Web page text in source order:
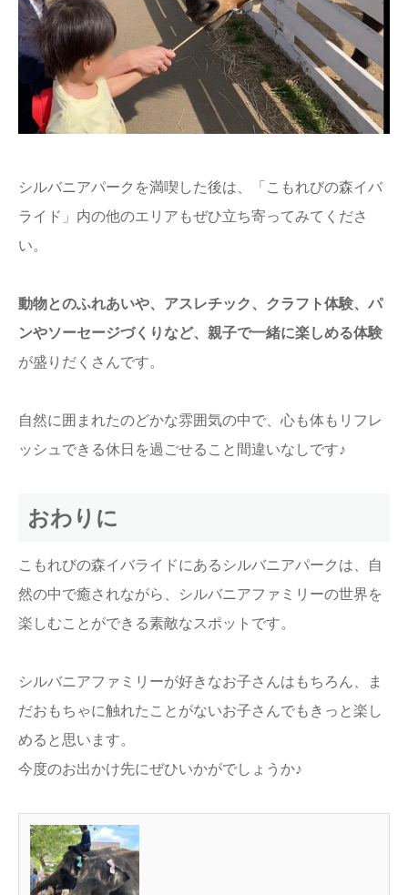
シルバニアパークを満喫した後は、「こもれびの森イバ
ライド」内の他のエリアもぜひ立ち寄ってみてくださ
い。
動物とのふれあいや、アスレチック、クラフト体験、パ
ンやソーセージづくりなど、親子で一緒に楽しめる体験
が盛りだくさんです。
自然に囲まれたのどかな雰囲気の中で、心も体もリフレ
ッシュできる休日を過ごせること間違いなしです♪
おわりに
こもれびの森イバライドにあるシルバニアパークは、自
然の中で癒されながら、シルバニアファミリーの世界を
楽しむことができる素敵なスポットです。
シルバニアファミリーが好きなお子さんはもちろん、ま
だおもちゃに触れたことがないお子さんでもきっと楽し
めると思います。
今度のお出かけ先にぜひいかがでしょうか♪